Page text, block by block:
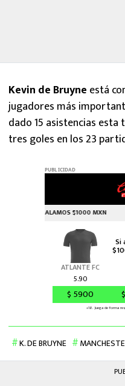
Kevin de Bruyne está
jugadores más
dado 15 asistencias
tres goles en los 23
K. DE BRUYNE